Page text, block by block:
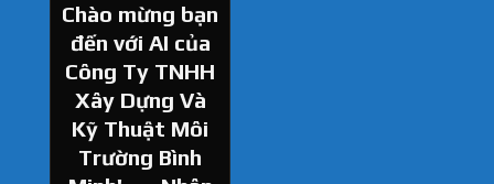
Chào mừng bạn
đến với AI của
Công Ty TNHH
Xây Dựng Và
Kỹ Thuật Môi
Trường Bình